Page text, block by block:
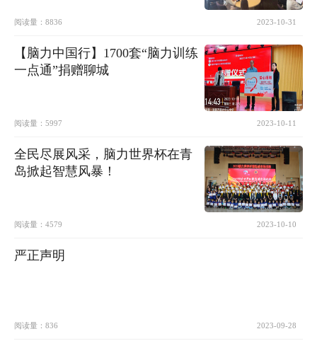
阅读量： 8836 2023-10-31
【脑力中国行】1700套“脑力训练
一点通”捐赠聊城
阅读量： 5997 2023-10-11
全民尽展风采，脑力世界杯在青
岛掀起智慧风暴！
阅读量： 4579 2023-10-10
严正声明
阅读量： 836 2023-09-28